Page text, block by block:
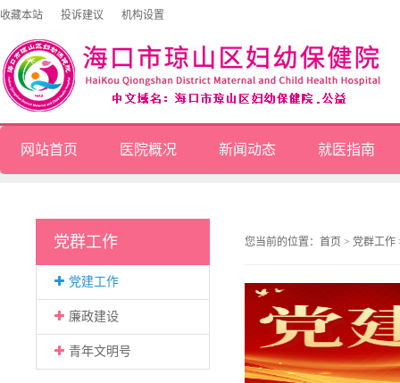
收藏本站 投诉建议 机构设置
网站首页 医院概况 新闻动态 就医指南
党群工作
党建工作
廉政建设
青年文明号
您当前的位置： 首页 > 党群工作